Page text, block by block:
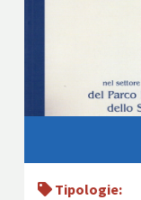
Tipologie: